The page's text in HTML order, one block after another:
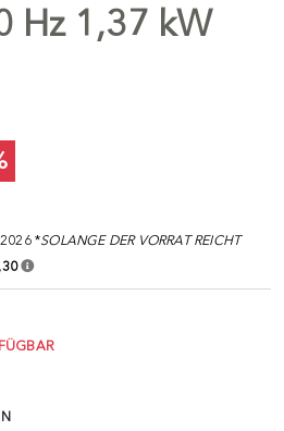
Hz 1,37 kW
*SOLANGE DER VORRAT REICHT